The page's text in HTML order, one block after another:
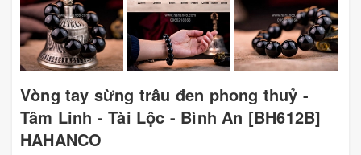
Vòng tay sừng trâu đen phong thuỷ -
Tâm Linh - Tài Lộc - Bình An [BH612B]
HAHANCO